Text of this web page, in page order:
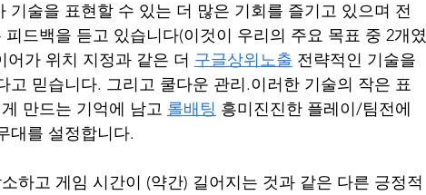
기술을 표현할 수 있는 더 많은 기회를 즐기고 있으며 전
드백을 듣고 있습니다(이것이 우리의 주요 목표 중 2개였
가 위치 지정과 같은 더 구글상위노출 전략적인 기술을
고 믿습니다. 그리고 쿨다운 관리.이러한 기술의 작은 표
만드는 기억에 남고 롤배팅 흥미진진한 플레이/팀전에
대를 설정합니다.
하고 게임 시간이 (약간) 길어지는 것과 같은 다른 긍정적